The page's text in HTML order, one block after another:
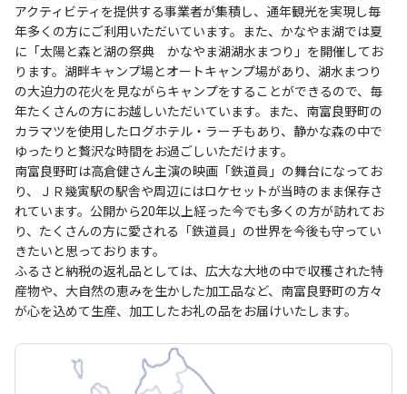
アクティビティを提供する事業者が集積し、通年観光を実現し毎
年多くの方にご利用いただいています。また、かなやま湖では夏
に「太陽と森と湖の祭典 かなやま湖湖水まつり」を開催してお
ります。湖畔キャンプ場とオートキャンプ場があり、湖水まつり
の大迫力の花火を見ながらキャンプをすることができるので、毎
年たくさんの方にお越しいただいています。また、南富良野町の
カラマツを使用したログホテル・ラーチもあり、静かな森の中で
ゆったりと贅沢な時間をお過ごしいただけます。
南富良野町は高倉健さん主演の映画「鉄道員」の舞台になってお
り、ＪＲ幾寅駅の駅舎や周辺にはロケセットが当時のまま保存さ
れています。公開から20年以上経った今でも多くの方が訪れてお
り、たくさんの方に愛される「鉄道員」の世界を今後も守ってい
きたいと思っております。
ふるさと納税の返礼品としては、広大な大地の中で収穫された特
産物や、大自然の恵みを生かした加工品など、南富良野町の方々
が心を込めて生産、加工したお礼の品をお届けいたします。